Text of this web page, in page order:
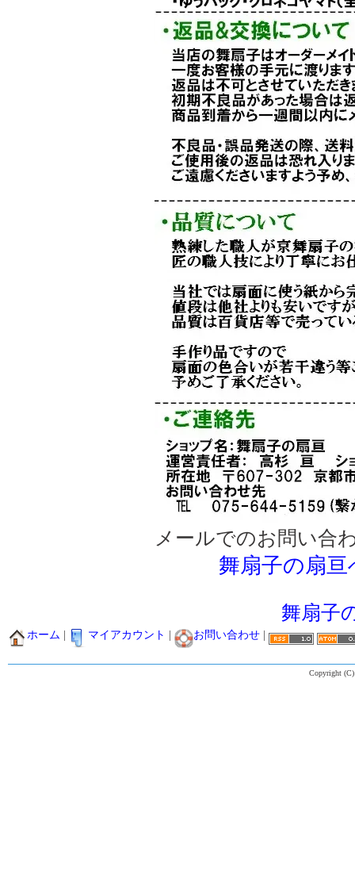
メールでのお問い合
舞扇子の扇
舞扇子
ホーム マイアカウント お問い合わせ
Copyright (C)